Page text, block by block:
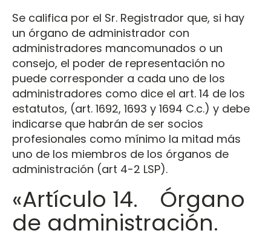
Se califica por el Sr. Registrador que, si hay
un órgano de administrador con
administradores mancomunados o un
consejo, el poder de representación no
puede corresponder a cada uno de los
administradores como dice el art. 14 de los
estatutos, (art. 1692, 1693 y 1694 C.c.) y debe
indicarse que habrán de ser socios
profesionales como mínimo la mitad más
uno de los miembros de los órganos de
administración (art 4-2 LSP).
«Artículo 14. Órgano
de administración.